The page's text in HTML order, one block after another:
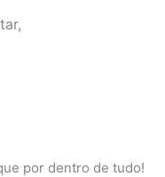
por dentro de tudo!